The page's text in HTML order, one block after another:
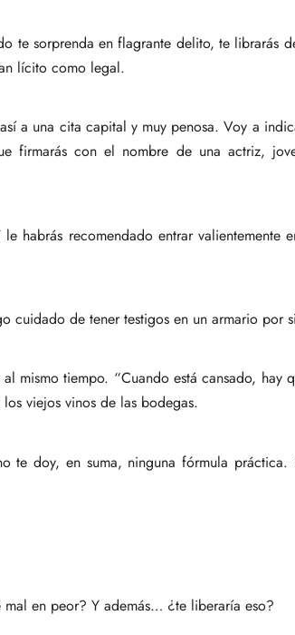
te sorprenda en flagrante delito, te librarás
lícito como legal.
a una cita capital y muy penosa. Voy a
firmarás con el nombre de una actriz,
habrás recomendado entrar valientemente
cuidado de tener testigos en un armario por
mismo tiempo. “Cuando está cansado,
viejos vinos de las bodegas.
doy, en suma, ninguna fórmula
en peor? Y además… ¿te liberaría eso?